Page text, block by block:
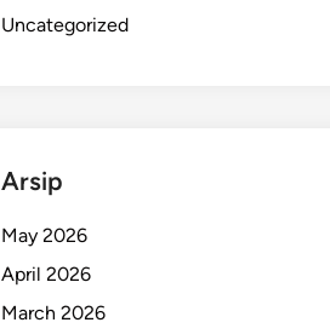
Uncategorized
Arsip
May 2026
April 2026
March 2026